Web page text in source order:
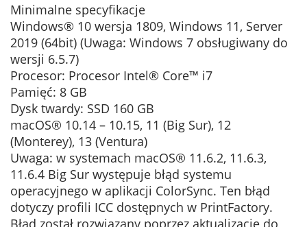
Minimalne specyfikacje
Windows® 10 wersja 1809, Windows 11, Server
2019 (64bit) (Uwaga: Windows 7 obsługiwany do
wersji 6.5.7)
Procesor: Procesor Intel® Core™ i7
Pamięć: 8 GB
Dysk twardy: SSD 160 GB
macOS® 10.14 – 10.15, 11 (Big Sur), 12
(Monterey), 13 (Ventura)
Uwaga: w systemach macOS® 11.6.2, 11.6.3,
11.6.4 Big Sur występuje błąd systemu
operacyjnego w aplikacji ColorSync. Ten błąd
dotyczy profili ICC dostępnych w PrintFactory.
Błąd został rozwiązany poprzez aktualizację do